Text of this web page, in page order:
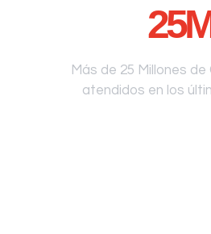
25
Más de 25 Millones
atendidos en los